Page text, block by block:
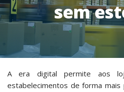
sem
A era digital permite aos
estabelecimentos de forma mais